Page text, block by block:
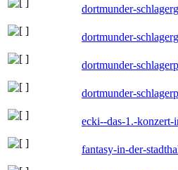
dortmunder-
dortmunder-
dortmunder-
dortmunder-
ecki--das-1.-konzert-
fantasy-in-der-